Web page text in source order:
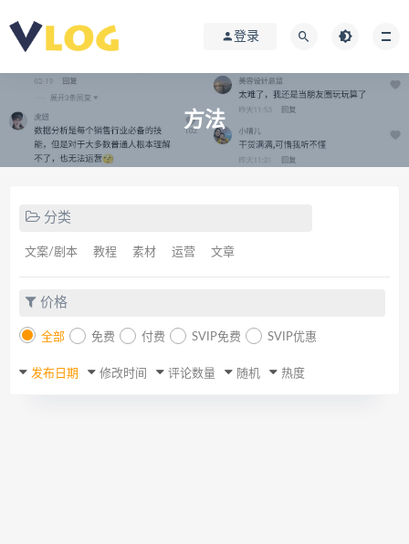
登录
方法
分类
文案/剧本 教程 素材 运营 文章
价格
全部 免费 付费 SVIP免费 SVIP优惠
发布日期 修改时间 评论数量 随机 热度